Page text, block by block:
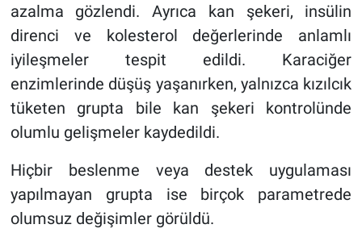
azalma gözlendi. Ayrıca kan şekeri, insülin
direnci ve kolesterol değerlerinde anlamlı
iyileşmeler tespit edildi. Karaciğer
enzimlerinde düşüş yaşanırken, yalnızca kızılcık
tüketen grupta bile kan şekeri kontrolünde
olumlu gelişmeler kaydedildi.
Hiçbir beslenme veya destek uygulaması
yapılmayan grupta ise birçok parametrede
olumsuz değişimler görüldü.